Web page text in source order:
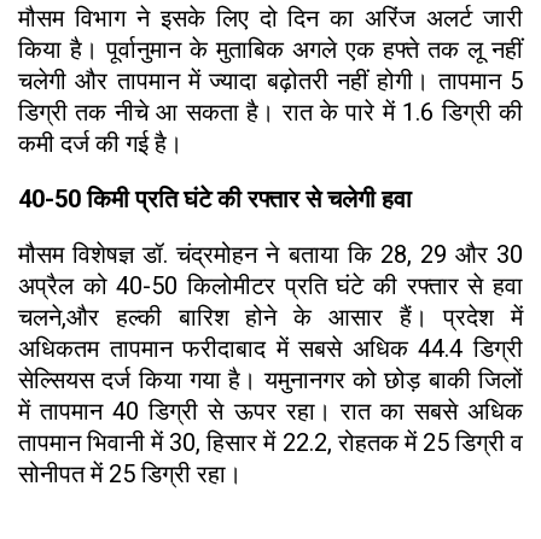
मौसम विभाग ने इसके लिए दो दिन का अरिंज अलर्ट जारी
किया है। पूर्वानुमान के मुताबिक अगले एक हफ्ते तक लू नहीं
चलेगी और तापमान में ज्यादा बढ़ोतरी नहीं होगी। तापमान 5
डिग्री तक नीचे आ सकता है। रात के पारे में 1.6 डिग्री की
कमी दर्ज की गई है।
40-50 किमी प्रति घंटे की रफ्तार से चलेगी हवा
मौसम विशेषज्ञ डॉ. चंद्रमोहन ने बताया कि 28, 29 और 30
अप्रैल को 40-50 किलोमीटर प्रति घंटे की रफ्तार से हवा
चलने,और हल्की बारिश होने के आसार हैं। प्रदेश में
अधिकतम तापमान फरीदाबाद में सबसे अधिक 44.4 डिग्री
सेल्सियस दर्ज किया गया है। यमुनानगर को छोड़ बाकी जिलों
में तापमान 40 डिग्री से ऊपर रहा। रात का सबसे अधिक
तापमान भिवानी में 30, हिसार में 22.2, रोहतक में 25 डिग्री व
सोनीपत में 25 डिग्री रहा।